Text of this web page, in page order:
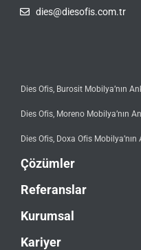
dies@diesofis.com.tr
Dies Ofis, Burosit Mobilya’nın
Dies Ofis, Moreno Mobilya’nın
Dies Ofis, Doxa Ofis
Çözümler
Referanslar
Kurumsal
Kariyer